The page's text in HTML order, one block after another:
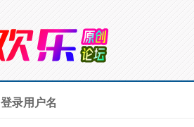
登录用户名